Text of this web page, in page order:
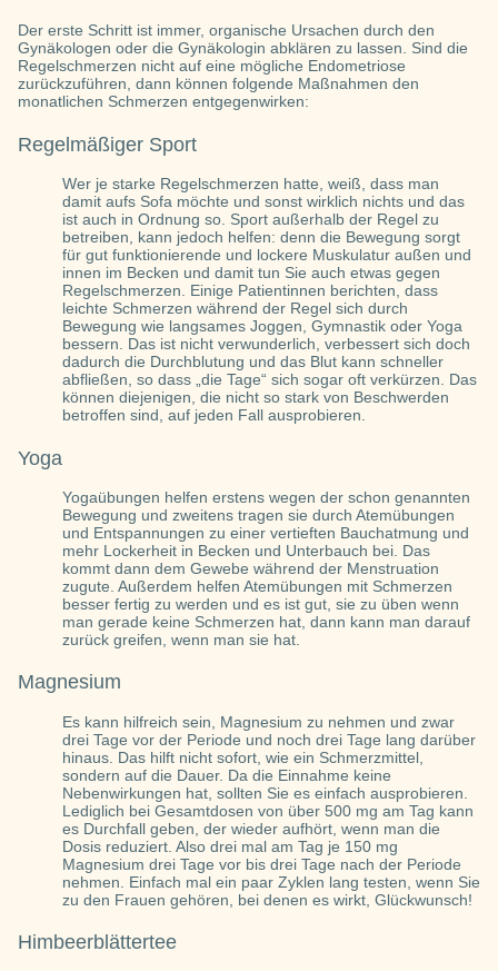
Der erste Schritt ist immer, organische Ursachen durch den
Gynäkologen oder die Gynäkologin abklären zu lassen. Sind die
Regelschmerzen nicht auf eine mögliche Endometriose
zurückzuführen, dann können folgende Maßnahmen den
monatlichen Schmerzen entgegenwirken:
Regelmäßiger Sport
Wer je starke Regelschmerzen hatte, weiß, dass man
damit aufs Sofa möchte und sonst wirklich nichts und das
ist auch in Ordnung so. Sport außerhalb der Regel zu
betreiben, kann jedoch helfen: denn die Bewegung sorgt
für gut funktionierende und lockere Muskulatur außen und
innen im Becken und damit tun Sie auch etwas gegen
Regelschmerzen. Einige Patientinnen berichten, dass
leichte Schmerzen während der Regel sich durch
Bewegung wie langsames Joggen, Gymnastik oder Yoga
bessern. Das ist nicht verwunderlich, verbessert sich doch
dadurch die Durchblutung und das Blut kann schneller
abfließen, so dass „die Tage“ sich sogar oft verkürzen. Das
können diejenigen, die nicht so stark von Beschwerden
betroffen sind, auf jeden Fall ausprobieren.
Yoga
Yogaübungen helfen erstens wegen der schon genannten
Bewegung und zweitens tragen sie durch Atemübungen
und Entspannungen zu einer vertieften Bauchatmung und
mehr Lockerheit in Becken und Unterbauch bei. Das
kommt dann dem Gewebe während der Menstruation
zugute. Außerdem helfen Atemübungen mit Schmerzen
besser fertig zu werden und es ist gut, sie zu üben wenn
man gerade keine Schmerzen hat, dann kann man darauf
zurück greifen, wenn man sie hat.
Magnesium
Es kann hilfreich sein, Magnesium zu nehmen und zwar
drei Tage vor der Periode und noch drei Tage lang darüber
hinaus. Das hilft nicht sofort, wie ein Schmerzmittel,
sondern auf die Dauer. Da die Einnahme keine
Nebenwirkungen hat, sollten Sie es einfach ausprobieren.
Lediglich bei Gesamtdosen von über 500 mg am Tag kann
es Durchfall geben, der wieder aufhört, wenn man die
Dosis reduziert. Also drei mal am Tag je 150 mg
Magnesium drei Tage vor bis drei Tage nach der Periode
nehmen. Einfach mal ein paar Zyklen lang testen, wenn Sie
zu den Frauen gehören, bei denen es wirkt, Glückwunsch!
Himbeerblättertee